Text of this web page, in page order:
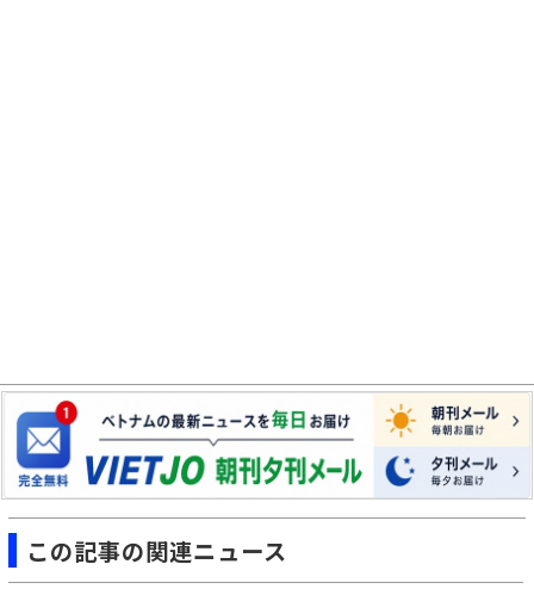
この記事の関連ニュース